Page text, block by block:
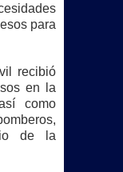
para
recibió
en la
como
de la